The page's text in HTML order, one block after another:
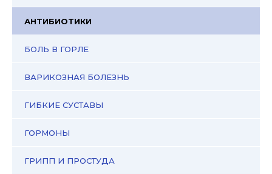
АНТИБИОТИКИ
БОЛЬ В ГОРЛЕ
ВАРИКОЗНАЯ БОЛЕЗНЬ
ГИБКИЕ СУСТАВЫ
ГОРМОНЫ
ГРИПП И ПРОСТУДА